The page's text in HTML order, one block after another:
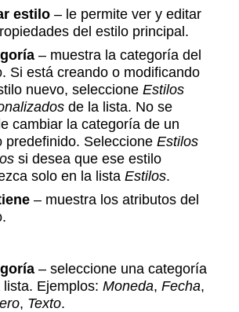
estilo – le permite ver y editar
del estilo principal.
– muestra la categoría del
Si está creando o modificando
nuevo, seleccioneEstilos
de la lista. No se
cambiar la categoría de un
predefinido. SeleccioneEstilos
si desea que ese estilo
solo en la listaEstilos.
– muestra los atributos del
– seleccione una categoría
lista. Ejemplos:Moneda,Fecha,
, Texto.